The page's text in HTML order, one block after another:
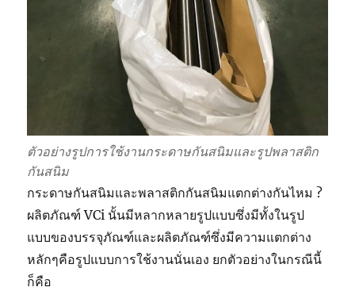
ตัวอย่างรูปการใช้งานกระดาษกันสนิมและรูปพลาสติก
กันสนิม
กระดาษกันสนิมและพลาสติกกันสนิมแตกต่างกันไหม ?
ผลิตภัณฑ์ VCi นั้นมีหลากหลายรูปแบบซึ่งมีทั้งในรูป
แบบของบรรจุภัณฑ์และผลิตภัณฑ์ซึ่งมีความแตกต่าง
หลักๆคือรูปแบบการใช้งานนั่นเอง ยกตัวอย่างในกรณีนี้
ก็คือ